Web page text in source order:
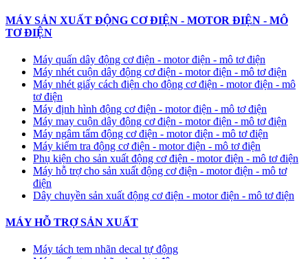
MÁY SẢN XUẤT ĐỘNG CƠ ĐIỆN - MOTOR ĐIỆN - MÔ
TƠ ĐIỆN
Máy quấn dây động cơ điện - motor điện - mô tơ điện
Máy nhét cuộn dây động cơ điện - motor điện - mô tơ điện
Máy nhét giấy cách điện cho động cơ điện - motor điện - mô
tơ điện
Máy định hình động cơ điện - motor điện - mô tơ điện
Máy may cuộn dây động cơ điện - motor điện - mô tơ điện
Máy ngâm tẩm động cơ điện - motor điện - mô tơ điện
Máy kiểm tra động cơ điện - motor điện - mô tơ điện
Phụ kiện cho sản xuất động cơ điện - motor điện - mô tơ điện
Máy hỗ trợ cho sản xuất động cơ điện - motor điện - mô tơ
điện
Dây chuyền sản xuất động cơ điện - motor điện - mô tơ điện
MÁY HỖ TRỢ SẢN XUẤT
Máy tách tem nhãn decal tự động